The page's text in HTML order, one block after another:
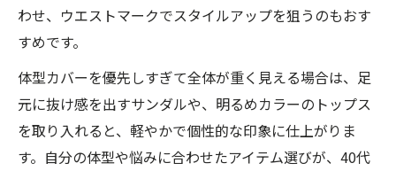
わせ、ウエストマークでスタイルアップを狙うのもおす
すめです。
体型カバーを優先しすぎて全体が重く見える場合は、足
元に抜け感を出すサンダルや、明るめカラーのトップス
を取り入れると、軽やかで個性的な印象に仕上がりま
す。自分の体型や悩みに合わせたアイテム選びが、40代